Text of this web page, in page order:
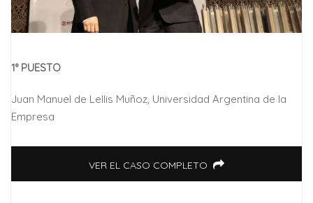
1° PUESTO
Juan Manuel de Lellis Muñoz, Universidad Argentina de la
Empresa
VER EL CASO COMPLETO